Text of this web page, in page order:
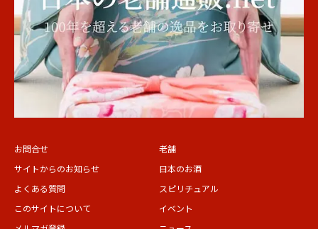
お問合せ
サイトからのお知らせ
よくある質問
このサイトについて
老舗
日本のお酒
スピリチュアル
イベント